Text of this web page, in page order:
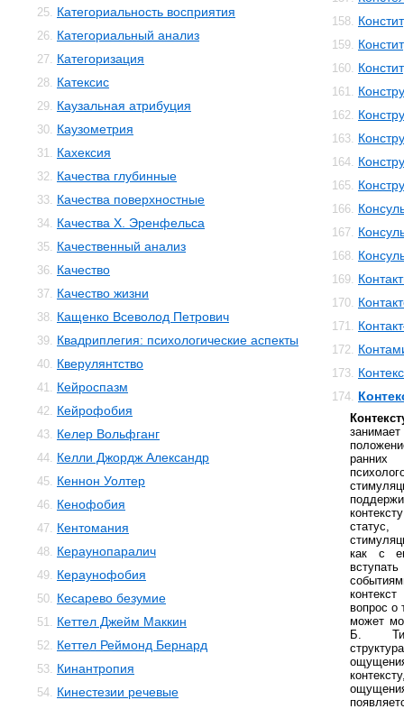
25. Категориальность восприятия
26. Категориальный анализ
27. Категоризация
28. Катексис
29. Каузальная атрибуция
30. Каузометрия
31. Кахексия
32. Качества глубинные
33. Качества поверхностные
34. Качества Х. Эренфельса
35. Качественный анализ
36. Качество
37. Качество жизни
38. Кащенко Всеволод Петрович
39. Квадриплегия: психологические аспекты
40. Кверулянтство
41. Кейроспазм
42. Кейрофобия
43. Келер Вольфганг
44. Келли Джордж Александр
45. Кеннон Уолтер
46. Кенофобия
47. Кентомания
48. Кераунопаралич
49. Кераунофобия
50. Кесарево безумие
51. Кеттел Джейм Маккин
52. Кеттел Реймонд Бернард
53. Кинантропия
54. Кинестезии речевые
158.
159.
160.
161.
162.
163.
164.
165.
166.
167.
168.
169.
170.
171.
172.
173.
174.
ранних
как с
вопрос о
может
Б.